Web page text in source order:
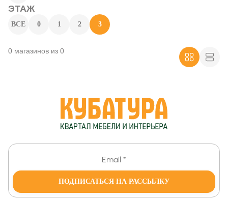
ЭТАЖ
ВСЕ 0 1 2 3
0 магазинов из 0
ПОДПИСАТЬСЯ НА РАССЫЛКУ